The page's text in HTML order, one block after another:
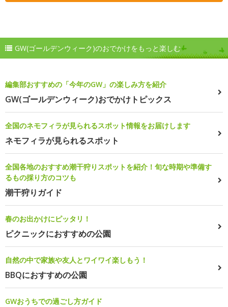
GW(ゴールデンウィーク)のおでかけをもっと楽しむ
編集部おすすめの「今年のGW」の楽しみ方を紹介
GW(ゴールデンウィーク)おでかけトピックス
全国のネモフィラが見られるスポット情報をお届けします
ネモフィラが見られるスポット
全国各地のおすすめ潮干狩りスポットを紹介！旬な時期や準備す
るもの採り方のコツも
潮干狩りガイド
春のお出かけにピッタリ！
ピクニックにおすすめの公園
自然の中で家族や友人とワイワイ楽しもう！
BBQにおすすめの公園
GWおうちでの過ごし方ガイド